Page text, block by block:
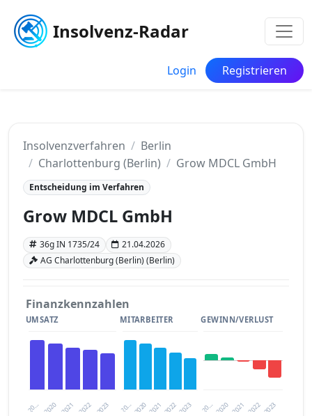
Insolvenz-Radar
Login Registrieren
Insolvenzverfahren
Berlin
Charlottenburg (Berlin)
Grow MDCL GmbH
Entscheidung im Verfahren
Grow MDCL GmbH
36g IN 1735/24
21.04.2026
AG Charlottenburg (Berlin) (Berlin)
Finanzkennzahlen
UMSATZ
20… 2021 2023
2020 2022
MITARBEITER
20… 2021 2023
2020 2022
GEWINN/VERLUST
20… 2021 2023
2020 2022